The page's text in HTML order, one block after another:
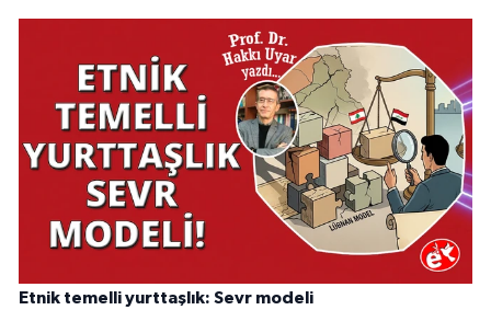
Etnik temelli yurttaşlık: Sevr modeli